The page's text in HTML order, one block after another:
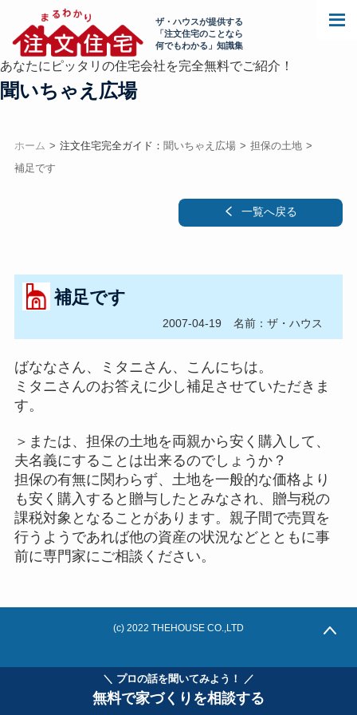
＼ プロの話を聞いてみよう！ ／
無料で家づくりを相談する
ザ・ハウスが提供する
「注文住宅のことなら
何でもわかる」知識集
あなたにピッタリの住宅会社を完全無料でご紹介！
聞いちゃえ広場
ホーム 注文住宅完全ガイド： 聞いちゃえ広場
担保の土地
補足です
一覧へ戻る
補足です
2007-04-19 名前：ザ・ハウス
ばななさん、ミタニさん、こんにちは。
ミタニさんのお答えに少し補足させていただきま
す。
＞または、担保の土地を両親から安く購入して、
夫名義にすることは出来るのでしょうか？
担保の有無に関わらず、土地を一般的な価格より
も安く購入すると贈与したとみなされ、贈与税の
課税対象となることがあります。親子間で売買を
行うようであれば他の資産の状況などとともに事
前に専門家にご相談ください。
(c) 2022 THEHOUSE CO.,LTD